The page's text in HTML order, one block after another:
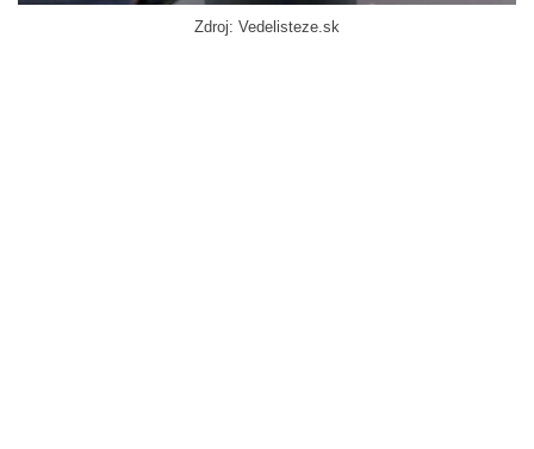
Zdroj: Vedelisteze.sk